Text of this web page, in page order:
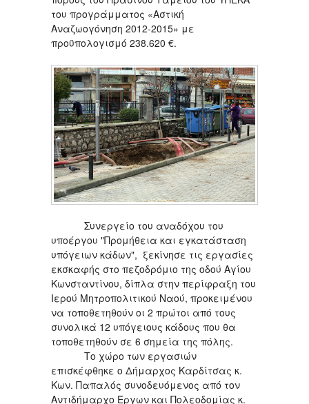
του προγράμματος «Αστική
Αναζωογόνηση 2012-2015» με
προϋπολογισμό 238.620 €.
Συνεργείο του αναδόχου του
υποέργου "Προμήθεια και εγκατάσταση
υπόγειων κάδων", ξεκίνησε τις εργασίες
εκσκαφής στο πεζοδρόμιο της οδού Αγίου
Κωνσταντίνου, δίπλα στην περίφραξη του
Ιερού Μητροπολιτικού Ναού, προκειμένου
να τοποθετηθούν οι 2 πρώτοι από τους
συνολικά 12 υπόγειους κάδους που θα
τοποθετηθούν σε 6 σημεία της πόλης.
Το χώρο των εργασιών
επισκέφθηκε ο Δήμαρχος Καρδίτσας κ.
Κων. Παπαλός συνοδευόμενος από τον
Αντιδήμαρχο Έργων και Πολεοδομίας κ.